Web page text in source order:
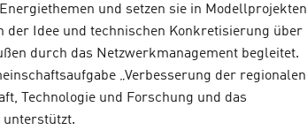
und setzen sie in Modellprojekten
Idee und technischen Konkretisierung über
durch das Netzwerkmanagement begleitet.
„Verbesserung der regionalen
Technologie und Forschung und das